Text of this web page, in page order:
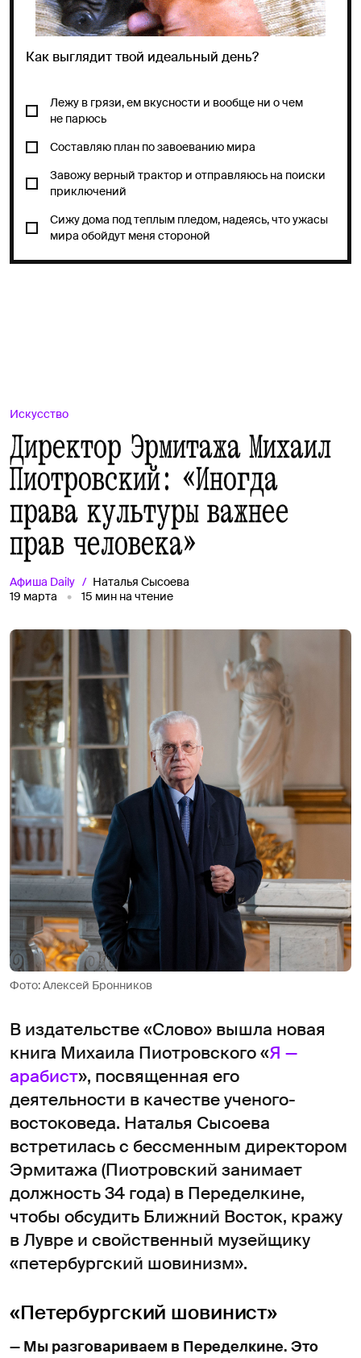
Как выглядит твой идеальный день?
Лежу в грязи, ем вкусности и вообще ни о чем
не парюсь
Составляю план по завоеванию мира
Завожу верный трактор и отправляюсь на поиски
приключений
Сижу дома под теплым пледом, надеясь, что ужасы
мира обойдут меня стороной
Искусство
Директор Эрмитажа Михаил
Пиотровский: «Иногда
права культуры важнее
прав человека»
Афиша Daily
Наталья Сысоева
19 марта
15 мин на чтение
Фото: Алексей Бронников
В издательстве «Слово» вышла новая
книга Михаила Пиотровского «Я —
арабист», посвященная его
деятельности в качестве ученого-
востоковеда. Наталья Сысоева
встретилась с бессменным директором
Эрмитажа (Пиотровский занимает
должность 34 года) в Переделкине,
чтобы обсудить Ближний Восток, кражу
в Лувре и свойственный музейщику
«петербургский шовинизм».
«Петербургский шовинист»
— Мы разговариваем в Переделкине. Это